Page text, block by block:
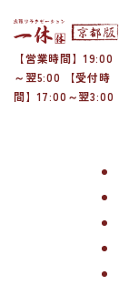
【営業時間】19:00
～翌5:00 【受付時
間】17:00～翌3:00